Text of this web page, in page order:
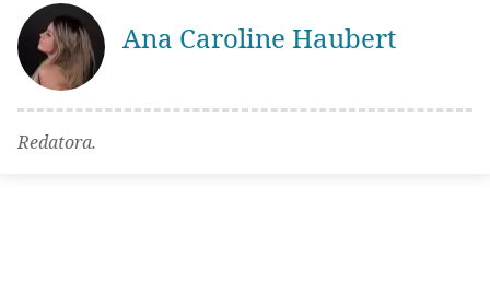
Ana Caroline Haubert
Redatora.